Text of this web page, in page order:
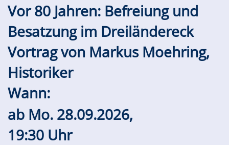
Vor 80 Jahren: Befreiung und
Besatzung im Dreiländereck
Vortrag von Markus Moehring,
Historiker
Wann:
ab Mo. 28.09.2026,
19:30 Uhr